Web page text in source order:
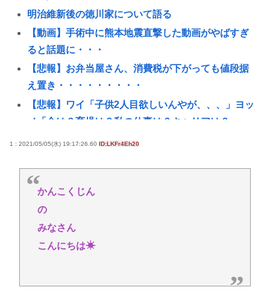
明治維新後の徳川家について語る
【動画】手術中に熊本地震直撃した動画がやばすぎ
ると話題に・・・
【悲報】お弁当屋さん、消費税が下がっても値段据
え置き・・・・・・・・・
【悲報】ワイ「子供2人目欲しいんやが、、、」ヨッ
メ「金は？育児は？私の仕事は？キャリアは？」
【悲報】アニメ「ヤニねこ」BPOに通報され審議入
【高市】 糖尿病内科クリニック、待合室に『ドカ食
いダイスキ！もちづきさん』を置いてしまい炎上
【画像】チー牛さん、とんでもない恵体の白人美女
と結婚してしまうwww 【Pickup06072008】
【衝撃】きゃりーぱみゅぱみゅ 本名をさらりと告
「盆踊り」に「うるせぇ」と苦情がある為使える公
1 : 2021/05/05(水) 19:17:26.60 ID:LKFr4Eh20
かんこくじん
の
みなさん
こんにちは☀